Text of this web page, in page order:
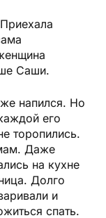
Саши.
напился. Но
его
торопились.
Даже
на кухне
Долго
и
спать.